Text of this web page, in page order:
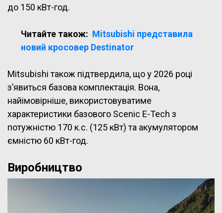
до 150 кВт-год.
Читайте також: Mitsubishi представила
новий кросовер Destinator
Mitsubishi також підтвердила, що у 2026 році
з’явиться базова комплектація. Вона,
найімовірніше, використовуватиме
характеристики базового Scenic E-Tech з
потужністю 170 к.с. (125 кВт) та акумулятором
ємністю 60 кВт-год.
Виробництво